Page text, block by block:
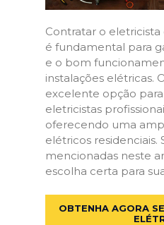
Contratar o eletricista
é fundamental para
e o bom
instalações elétricas.
excelente opção
eletricistas
oferecendo uma
elétricos residenciais.
mencionadas neste
escolha certa para
OBTENHA AGORA